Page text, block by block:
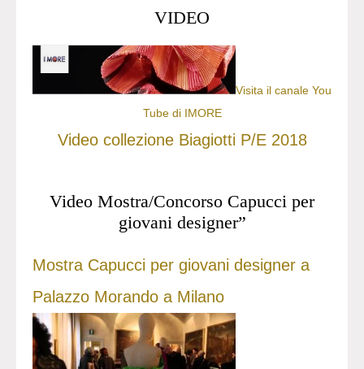
VIDEO
Visita il canale You
Tube di IMORE
Video collezione Biagiotti P/E 2018
Video Mostra/Concorso Capucci per
giovani designer”
Mostra Capucci per giovani designer a
Palazzo Morando a Milano